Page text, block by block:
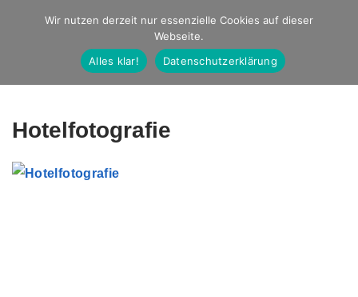
Studio Ernst
Fotografie
Hotelfotografie
Wir nutzen derzeit nur essenzielle Cookies auf dieser
Webseite.
Alles klar!
Datenschutzerklärung